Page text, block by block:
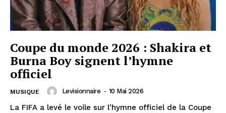
Coupe du monde 2026 : Shakira et
Burna Boy signent l’hymne
officiel
MUSIQUE Levisionnaire - 10 Mai 2026
La FIFA a levé le voile sur l’hymne officiel de la Coupe